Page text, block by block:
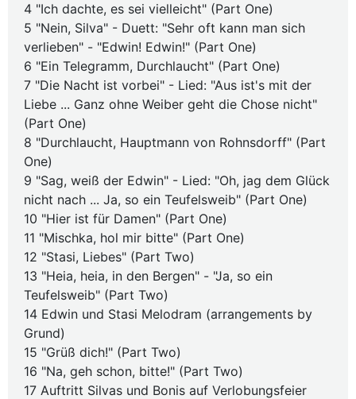
4 "Ich dachte, es sei vielleicht" (Part One)
5 "Nein, Silva" - Duett: "Sehr oft kann man sich
verlieben" - "Edwin! Edwin!" (Part One)
6 "Ein Telegramm, Durchlaucht" (Part One)
7 "Die Nacht ist vorbei" - Lied: "Aus ist's mit der
Liebe ... Ganz ohne Weiber geht die Chose nicht"
(Part One)
8 "Durchlaucht, Hauptmann von Rohnsdorff" (Part
One)
9 "Sag, weiß der Edwin" - Lied: "Oh, jag dem Glück
nicht nach ... Ja, so ein Teufelsweib" (Part One)
10 "Hier ist für Damen" (Part One)
11 "Mischka, hol mir bitte" (Part One)
12 "Stasi, Liebes" (Part Two)
13 "Heia, heia, in den Bergen" - "Ja, so ein
Teufelsweib" (Part Two)
14 Edwin und Stasi Melodram (arrangements by
Grund)
15 "Grüß dich!" (Part Two)
16 "Na, geh schon, bitte!" (Part Two)
17 Auftritt Silvas und Bonis auf Verlobungsfeier